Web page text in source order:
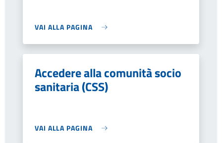
VAI ALLA PAGINA
Accedere alla comunità socio
sanitaria (CSS)
VAI ALLA PAGINA